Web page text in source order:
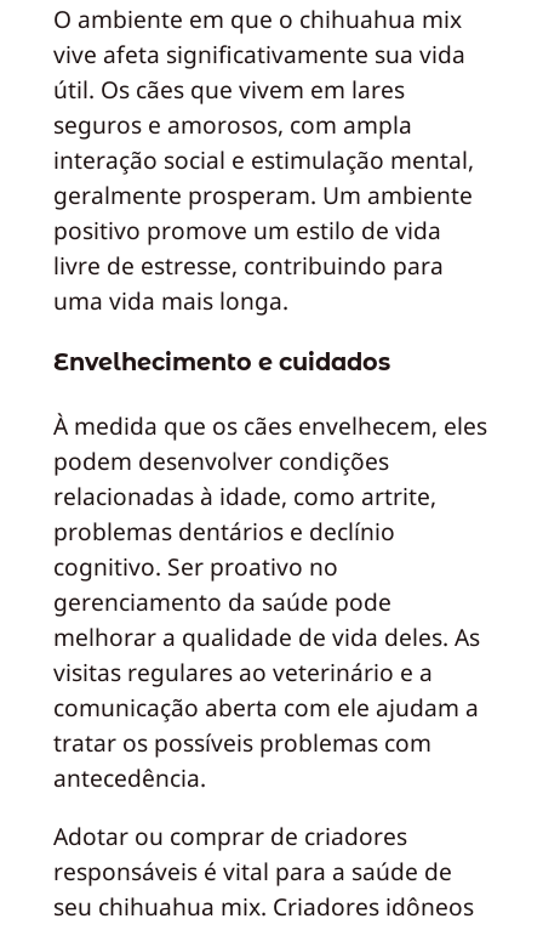
O ambiente em que o chihuahua mix
vive afeta significativamente sua vida
útil. Os cães que vivem em lares
seguros e amorosos, com ampla
interação social e estimulação mental,
geralmente prosperam. Um ambiente
positivo promove um estilo de vida
livre de estresse, contribuindo para
uma vida mais longa.
Envelhecimento e cuidados
À medida que os cães envelhecem, eles
podem desenvolver condições
relacionadas à idade, como artrite,
problemas dentários e declínio
cognitivo. Ser proativo no
gerenciamento da saúde pode
melhorar a qualidade de vida deles. As
visitas regulares ao veterinário e a
comunicação aberta com ele ajudam a
tratar os possíveis problemas com
antecedência.
Adotar ou comprar de criadores
responsáveis é vital para a saúde de
seu chihuahua mix. Criadores idôneos